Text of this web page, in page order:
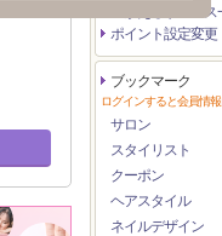
つかえるサービス
ポイント設定変更
ブックマーク
ログインすると会員情
サロン
スタイリスト
クーポン
ヘアスタイル
ネイルデザイン